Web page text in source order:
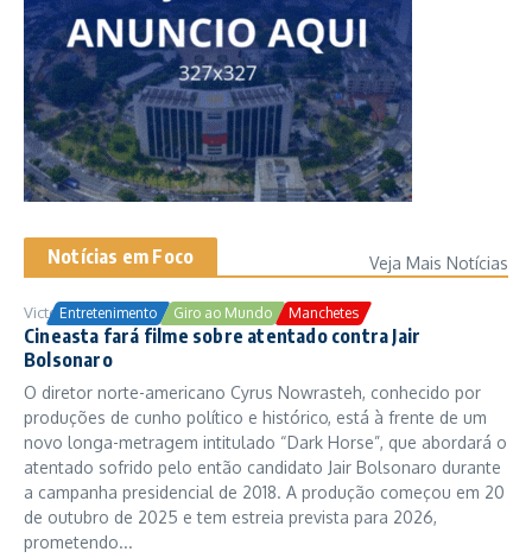
Notícias em Foco Veja Mais Notícias
Entretenimento Giro ao Mundo Manchetes
Victor Samuel 24/10/2025
Cineasta fará filme sobre atentado contra Jair
Bolsonaro
O diretor norte-americano Cyrus Nowrasteh, conhecido por
produções de cunho político e histórico, está à frente de um
novo longa-metragem intitulado “Dark Horse”, que abordará o
atentado sofrido pelo então candidato Jair Bolsonaro durante
a campanha presidencial de 2018. A produção começou em 20
de outubro de 2025 e tem estreia prevista para 2026,
prometendo...